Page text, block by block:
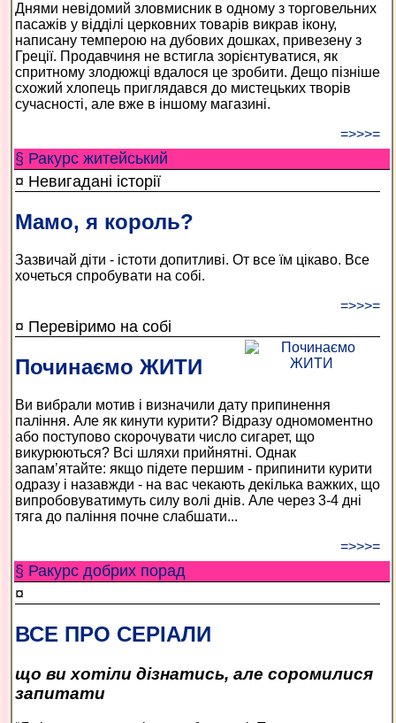
Днями невідомий зловмисник в одному з торговельних
пасажів у відділі церковних товарів викрав ікону,
написану темперою на дубових дошках, привезену з
Греції. Продавчиня не встигла зорієнтуватися, як
спритному злодюжці вдалося це зробити. Дещо пізніше
схожий хлопець приглядався до мистецьких творів
сучасності, але вже в іншому магазині.
=>>>=
§ Ракурс житейський
¤ Невигадані історії
Мамо, я король?
Зазвичай діти - істоти допитливі. От все їм цікаво. Все
хочеться спробувати на собі.
=>>>=
¤ Перевіримо на собі
Починаємо ЖИТИ
Ви вибрали мотив і визначили дату припинення
паління. Але як кинути курити? Відразу одномоментно
або поступово скорочувати число сигарет, що
викурюються? Всі шляхи прийнятні. Однак
запам’ятайте: якщо підете першим - припинити курити
одразу і назавжди - на вас чекають декілька важких, що
випробовуватимуть силу волі днів. Але через 3-4 дні
тяга до паління почне слабшати...
=>>>=
§ Ракурс добрих порад
¤
ВСЕ ПРО СЕРІАЛИ
що ви хотіли дізнатись, але соромилися
запитати